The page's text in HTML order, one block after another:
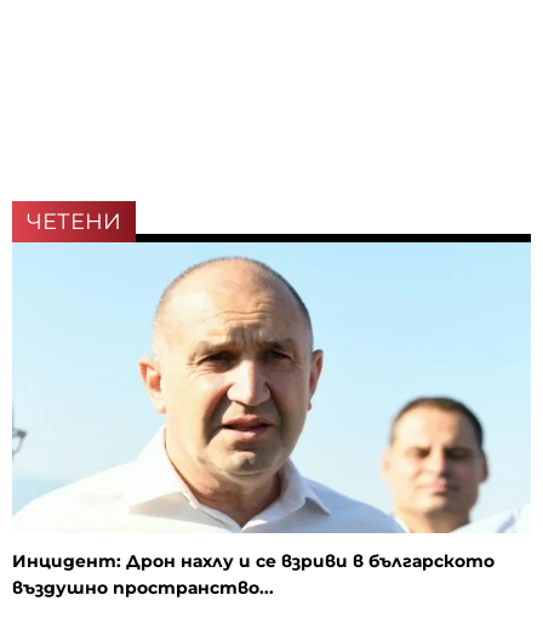
ЧЕТЕНИ
Инцидент: Дрон нахлу и се взриви в българското
въздушно пространство...